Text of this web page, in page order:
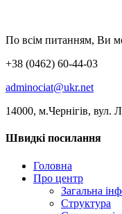
По всім питанням, Ви
+38 (0462) 60-44-03
adminociat@ukr.net
14000, м.Чернігів, вул.
Швидкі посилання
Головна
Про центр
Загальна
Структура